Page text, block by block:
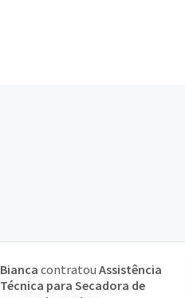
Bianca contratou Assistência
Técnica para Secadora de